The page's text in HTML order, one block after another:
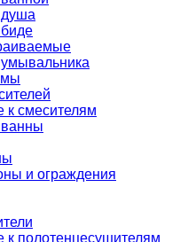
к смесителям
и ограждения
к полотенцесушителям